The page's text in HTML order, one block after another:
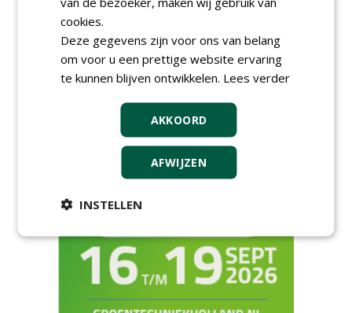
2 5 ...
cookies.
Deze gegevens zijn voor ons van belang
om voor u een prettige website ervaring
te kunnen blijven ontwikkelen. Lees verder
AKKOORD
AFWIJZEN
INSTELLEN